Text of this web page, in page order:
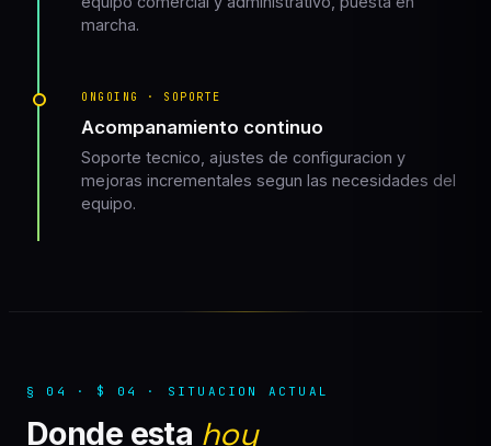
marcha.
ONGOING · SOPORTE
Acompanamiento continuo
Soporte tecnico, ajustes de configuracion y
mejoras incrementales segun las necesidades del
equipo.
§ 04 · $ 04 · SITUACION ACTUAL
Donde esta hoy